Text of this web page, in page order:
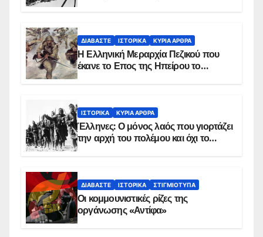
ΔΙΑΒΆΣΤΕ ΙΣΤΟΡΙΚΆ ΚΥΡΙΑ ΑΡΘΡΑ
Η Ελληνική Μεραρχία Πεζικού που
έκανε το Επος της Ηπείρου το
ΙΣΤΟΡΙΚΆ ΚΥΡΙΑ ΑΡΘΡΑ
Έλληνες: Ο μόνος λαός που γιορτάζει
την αρχή του πολέμου και όχι το
ΔΙΑΒΆΣΤΕ ΙΣΤΟΡΙΚΆ ΣΤΙΓΜΙΌΤΥΠΑ
Οι κομμουνιστικές ρίζες της
οργάνωσης «Αντίφα»